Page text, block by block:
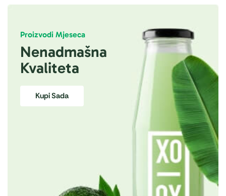
Proizvodi Mjeseca
Nenadmašna
Kvaliteta
Kupi Sada